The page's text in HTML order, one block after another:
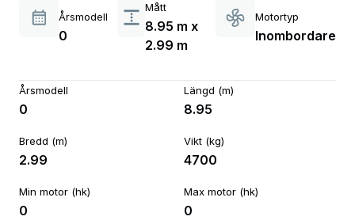
Årsmodell
0
Mått
8.95 m x
2.99 m
Motortyp
Inombordare
Årsmodell
0
Längd (m)
8.95
Bredd (m)
2.99
Vikt (kg)
4700
Min motor (hk)
0
Max motor (hk)
0